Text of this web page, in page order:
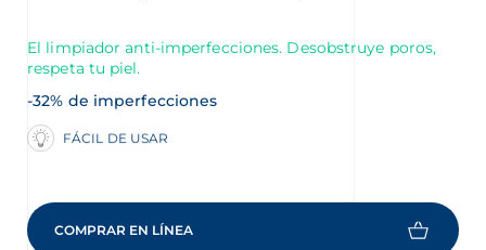
El limpiador anti-imperfecciones. Desobstruye poros,
respeta tu piel.
-32% de imperfecciones
FÁCIL DE USAR
COMPRAR EN LÍNEA